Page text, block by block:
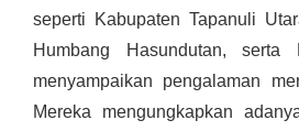
seperti Kabupaten Tapanuli
Humbang Hasundutan,
menyampaikan pengalaman
Mereka mengungkapkan